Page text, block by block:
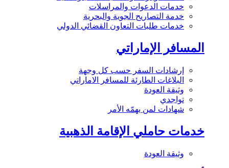
خدمات الدعوات والمراسلات
خدمة التصاريح الجوية والبحرية
خدمات طلبات التعاون القضائي الدولي
المسافر الإماراتي
إرشادات السفر حسب كل وجهة
البلاغات الطارئة للمسافر الاماراتي
وثيقة العودة
تواجدي
شهادات لمن يهمّه الأمر
خدمات حاملي الإقامة الذهبية
وثيقة العودة